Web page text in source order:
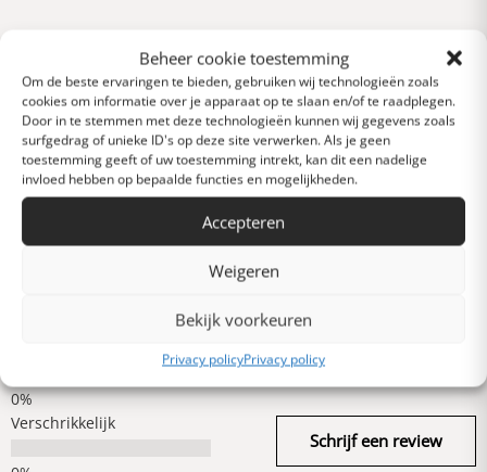
Beheer cookie toestemming
Om de beste ervaringen te bieden, gebruiken wij technologieën zoals
cookies om informatie over je apparaat op te slaan en/of te raadplegen.
Door in te stemmen met deze technologieën kunnen wij gegevens zoals
surfgedrag of unieke ID's op deze site verwerken. Als je geen
toestemming geeft of uw toestemming intrekt, kan dit een nadelige
invloed hebben op bepaalde functies en mogelijkheden.
Accepteren
Weigeren
Bekijk voorkeuren
Privacy policyPrivacy policy
0 van 5 sterren (op
basis van 0 reviews)
Uitstekend
Heel goed
Verschrikkelijk
Schrijf een review